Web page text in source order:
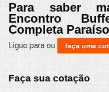
Para saber
Encontro
Completa
Ligue paraou faça uma
Faça sua cotação